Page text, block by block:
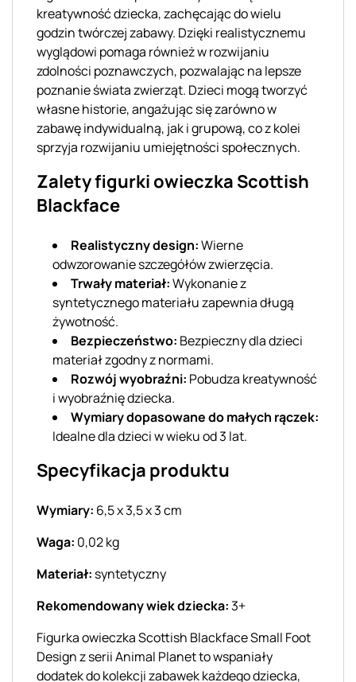
kreatywność dziecka, zachęcając do wielu
godzin twórczej zabawy. Dzięki realistycznemu
wyglądowi pomaga również w rozwijaniu
zdolności poznawczych, pozwalając na lepsze
poznanie świata zwierząt. Dzieci mogą tworzyć
własne historie, angażując się zarówno w
zabawę indywidualną, jak i grupową, co z kolei
sprzyja rozwijaniu umiejętności społecznych.
Zalety figurki owieczka Scottish
Blackface
Realistyczny design:Wierne
odwzorowanie szczegółów zwierzęcia.
Trwały materiał:Wykonanie z
syntetycznego materiału zapewnia długą
żywotność.
Bezpieczeństwo: Bezpieczny dla dzieci
materiał zgodny z normami.
Rozwój wyobraźni: Pobudza kreatywność
i wyobraźnię dziecka.
Wymiary dopasowane do małych rączek:
Idealne dla dzieci w wieku od 3 lat.
Specyfikacja produktu
Wymiary: 6,5 x 3,5 x 3 cm
Waga: 0,02 kg
Materiał: syntetyczny
Rekomendowany wiek dziecka:3+
Figurka owieczka Scottish Blackface Small Foot
Design z serii Animal Planet to wspaniały
dodatek do kolekcji zabawek każdego dziecka,